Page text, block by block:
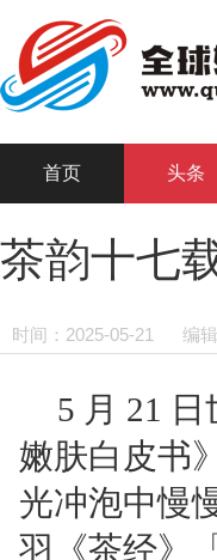
首页 头条
茶韵十七
时间：2025-05-21 编
5 月 21
嫩肤白皮书
光冲泡中慢
羽《茶经》